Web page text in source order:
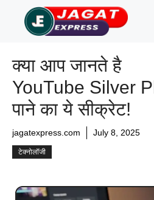
content
क्या आप जानते है
YouTube Silver
पाने का ये सीक्रेट!
jagatexpress.com July 8, 2025
टेक्नोलॉजी